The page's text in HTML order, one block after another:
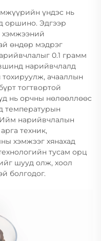
үндэс нь
оршино. Эдгээр
өндөр мэдрэг
0.1 грамм
нарийвчлалд
ачааллын
тогтвортой
нь орчны нөлөөллөөс
температурын
Ийм нарийвчлалын
техник,
хэмжээг хянахад
тусам орц
шууд олж, хоол
болгодог.